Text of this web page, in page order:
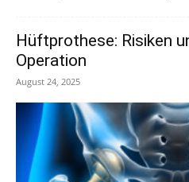
Hüftprothese: Risiken
Operation
August 24, 2025